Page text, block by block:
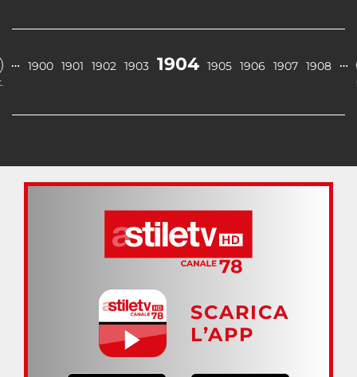
… 1900 1901 1902 1903 1904 1905 1906 1907 1908 …
SCARICA
L’APP